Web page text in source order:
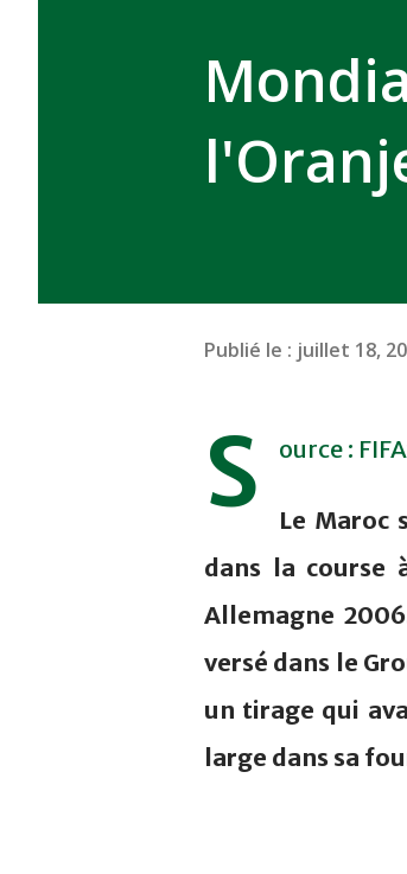
Publié le : juillet 18,
S ource :
Le Maroc
dans la course
Allemagne
versé dans le
un tirage qui
large dans sa